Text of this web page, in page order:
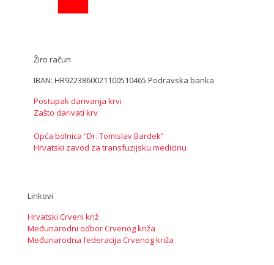
Žiro račun
IBAN: HR9223860021100510465 Podravska banka
Postupak darivanja krvi
Zašto darivati krv
Opća bolnica “Dr. Tomislav Bardek”
Hrvatski zavod za transfuzijsku medicinu
Linkovi
Hrvatski Crveni križ
Međunarodni odbor Crvenog križa
Međunarodna federacija Crvenog križa